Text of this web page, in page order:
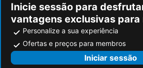
Inicie sessão para
vantagens exclusivas para
Personalize a sua experiência
Ofertas e preços para membros
Iniciar sessão